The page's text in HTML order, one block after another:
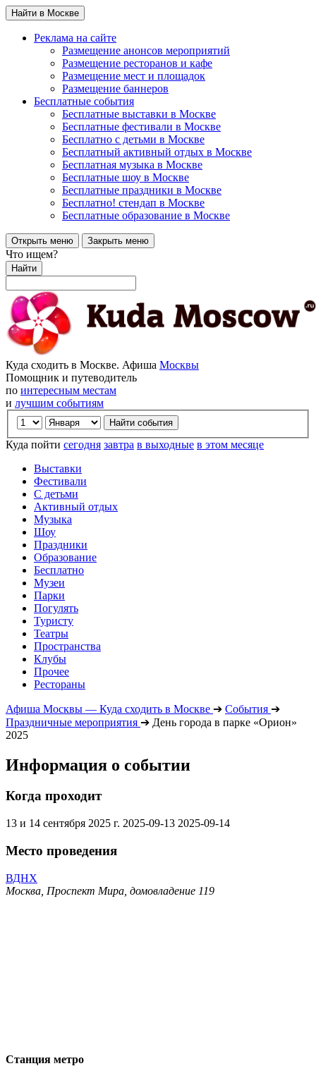
Найти в Москве
Реклама на сайте
Размещение анонсов мероприятий
Размещение ресторанов и кафе
Размещение мест и площадок
Размещение баннеров
Бесплатные события
Бесплатные выставки в Москве
Бесплатные фестивали в Москве
Бесплатно с детьми в Москве
Бесплатный активный отдых в Москве
Бесплатная музыка в Москве
Бесплатные шоу в Москве
Бесплатные праздники в Москве
Бесплатно! стендап в Москве
Бесплатные образование в Москве
Открыть меню Закрыть меню
Что ищем?
Найти
Куда сходить в Москве. Афиша Москвы
Помощник и путеводитель
по интересным местам
и лучшим событиям
Куда пойти сегодня завтра в выходные в этом месяце
Выставки
Фестивали
С детьми
Активный отдых
Музыка
Шоу
Праздники
Образование
Бесплатно
Музеи
Парки
Погулять
Туристу
Театры
Пространства
Клубы
Прочее
Рестораны
Афиша Москвы — Куда сходить в Москве ➔ События ➔
Праздничные мероприятия ➔ День города в парке «Орион»
2025
Информация о событии
Когда проходит
13 и 14 сентября 2025 г. 2025-09-13 2025-09-14
Место проведения
ВДНХ
Москва, Проспект Мира, домовладение 119
Станция метро